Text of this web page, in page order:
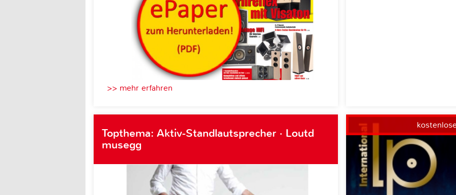
>> mehr erfahren
Topthema: Aktiv-Standlautsprecher · Loutd
musegg